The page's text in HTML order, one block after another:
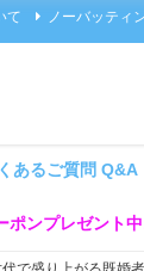
て ノーバッティ
あるご質問 Q&A
ポンプレゼント中
で盛り上がる既婚